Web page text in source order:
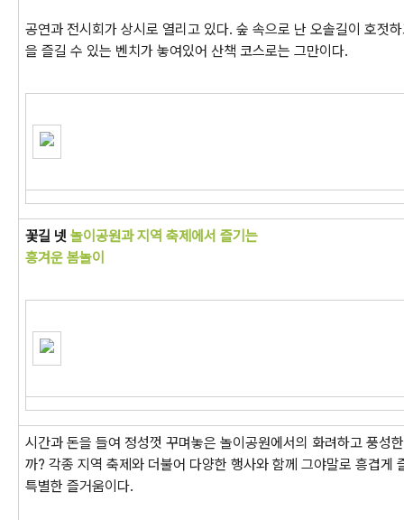
공연과 전시회가 상시로 열리고 있다. 숲 속으로 난 오솔길이 호젓
을 즐길 수 있는 벤치가 놓여있어 산책 코스로는 그만이다.
꽃길 넷 놀이공원과 지역 축제에서 즐기는
흥겨운 봄놀이
시간과 돈을 들여 정성껏 꾸며놓은 놀이공원에서의 화려하고 풍성
까? 각종 지역 축제와 더불어 다양한 행사와 함께 그야말로 흥겹게
특별한 즐거움이다.